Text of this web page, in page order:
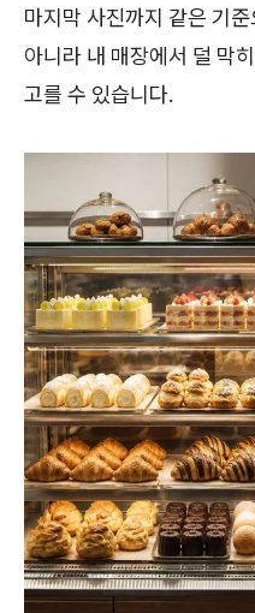
마지막 사진까지 같은 기
아니라 내 매장에서 덜 막
고를 수 있습니다.